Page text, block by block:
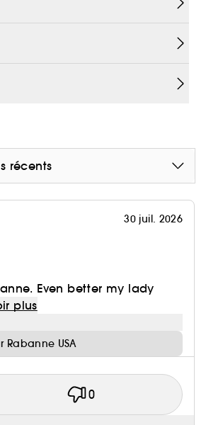
récents
30 juil. 2026
Even better my lady
plus
Rabanne USA
0